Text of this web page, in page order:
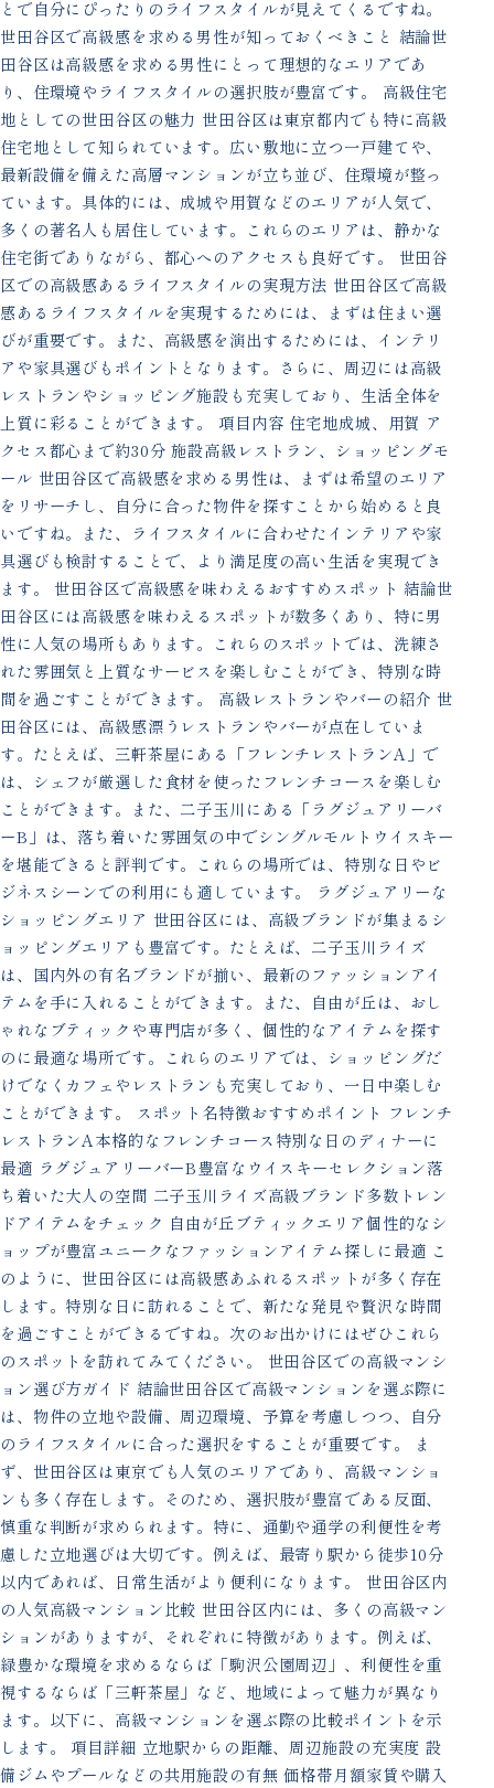
とで自分にぴったりのライフスタイルが見えてくるですね。
世田谷区で高級感を求める男性が知っておくべきこと 結論世
田谷区は高級感を求める男性にとって理想的なエリアであ
り、住環境やライフスタイルの選択肢が豊富です。 高級住宅
地としての世田谷区の魅力 世田谷区は東京都内でも特に高級
住宅地として知られています。広い敷地に立つ一戸建てや、
最新設備を備えた高層マンションが立ち並び、住環境が整っ
ています。具体的には、成城や用賀などのエリアが人気で、
多くの著名人も居住しています。これらのエリアは、静かな
住宅街でありながら、都心へのアクセスも良好です。 世田谷
区での高級感あるライフスタイルの実現方法 世田谷区で高級
感あるライフスタイルを実現するためには、まずは住まい選
びが重要です。また、高級感を演出するためには、インテリ
アや家具選びもポイントとなります。さらに、周辺には高級
レストランやショッピング施設も充実しており、生活全体を
上質に彩ることができます。 項目内容 住宅地成城、用賀 ア
クセス都心まで約30分 施設高級レストラン、ショッピングモ
ール 世田谷区で高級感を求める男性は、まずは希望のエリア
をリサーチし、自分に合った物件を探すことから始めると良
いですね。また、ライフスタイルに合わせたインテリアや家
具選びも検討することで、より満足度の高い生活を実現でき
ます。 世田谷区で高級感を味わえるおすすめスポット 結論世
田谷区には高級感を味わえるスポットが数多くあり、特に男
性に人気の場所もあります。これらのスポットでは、洗練さ
れた雰囲気と上質なサービスを楽しむことができ、特別な時
間を過ごすことができます。 高級レストランやバーの紹介 世
田谷区には、高級感漂うレストランやバーが点在していま
す。たとえば、三軒茶屋にある「フレンチレストランA」で
は、シェフが厳選した食材を使ったフレンチコースを楽しむ
ことができます。また、二子玉川にある「ラグジュアリーバ
ーB」は、落ち着いた雰囲気の中でシングルモルトウイスキー
を堪能できると評判です。これらの場所では、特別な日やビ
ジネスシーンでの利用にも適しています。 ラグジュアリーな
ショッピングエリア 世田谷区には、高級ブランドが集まるシ
ョッピングエリアも豊富です。たとえば、二子玉川ライズ
は、国内外の有名ブランドが揃い、最新のファッションアイ
テムを手に入れることができます。また、自由が丘は、おし
ゃれなブティックや専門店が多く、個性的なアイテムを探す
のに最適な場所です。これらのエリアでは、ショッピングだ
けでなくカフェやレストランも充実しており、一日中楽しむ
ことができます。 スポット名特徴おすすめポイント フレンチ
レストランA本格的なフレンチコース特別な日のディナーに
最適 ラグジュアリーバーB豊富なウイスキーセレクション落
ち着いた大人の空間 二子玉川ライズ高級ブランド多数トレン
ドアイテムをチェック 自由が丘ブティックエリア個性的なシ
ョップが豊富ユニークなファッションアイテム探しに最適 こ
のように、世田谷区には高級感あふれるスポットが多く存在
します。特別な日に訪れることで、新たな発見や贅沢な時間
を過ごすことができるですね。次のお出かけにはぜひこれら
のスポットを訪れてみてください。 世田谷区での高級マンシ
ョン選び方ガイド 結論世田谷区で高級マンションを選ぶ際に
は、物件の立地や設備、周辺環境、予算を考慮しつつ、自分
のライフスタイルに合った選択をすることが重要です。 ま
ず、世田谷区は東京でも人気のエリアであり、高級マンショ
ンも多く存在します。そのため、選択肢が豊富である反面、
慎重な判断が求められます。特に、通勤や通学の利便性を考
慮した立地選びは大切です。例えば、最寄り駅から徒歩10分
以内であれば、日常生活がより便利になります。 世田谷区内
の人気高級マンション比較 世田谷区内には、多くの高級マン
ションがありますが、それぞれに特徴があります。例えば、
緑豊かな環境を求めるならば「駒沢公園周辺」、利便性を重
視するならば「三軒茶屋」など、地域によって魅力が異なり
ます。以下に、高級マンションを選ぶ際の比較ポイントを示
します。 項目詳細 立地駅からの距離、周辺施設の充実度 設
備ジムやプールなどの共用施設の有無 価格帯月額家賃や購入